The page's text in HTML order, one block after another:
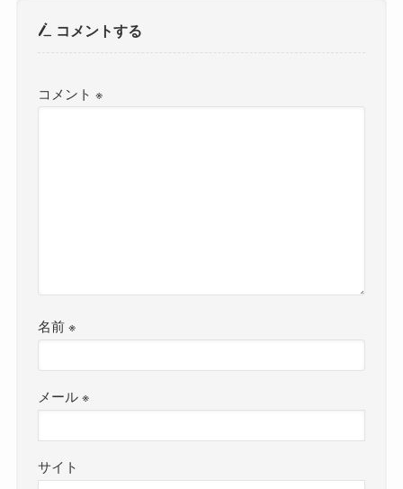
コメントする
コメント※
名前※
メール※
サイト